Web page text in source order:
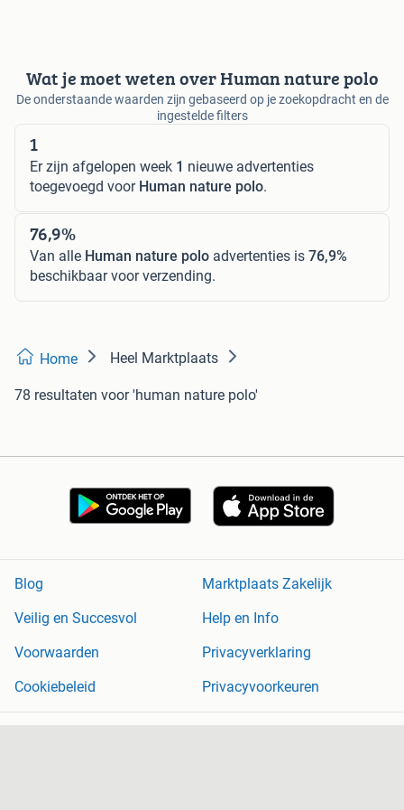
Wat je moet weten over Human nature polo
De onderstaande waarden zijn gebaseerd op je zoekopdracht en de
ingestelde filters
1
Er zijn afgelopen week 1 nieuwe advertenties
toegevoegd voor Human nature polo.
76,9%
Van alle Human nature polo advertenties is 76,9%
beschikbaar voor verzending.
Home Heel Marktplaats
78 resultaten voor 'human nature polo'
Blog
Marktplaats Zakelijk
Veilig en Succesvol
Help en Info
Voorwaarden
Privacyverklaring
Cookiebeleid
Privacyvoorkeuren